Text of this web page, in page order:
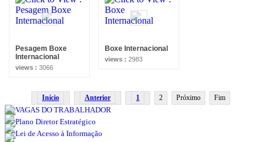
Pesagem Boxe
Internacional
views : 3066
Boxe Internacional
views : 2983
Início Anterior 1 2 Próximo Fim